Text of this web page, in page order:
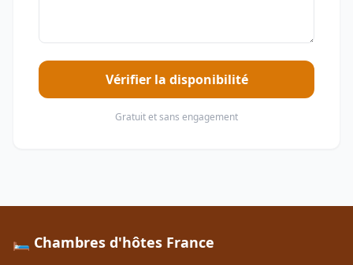
Vérifier la disponibilité
Gratuit et sans engagement
🛏️ Chambres d'hôtes France